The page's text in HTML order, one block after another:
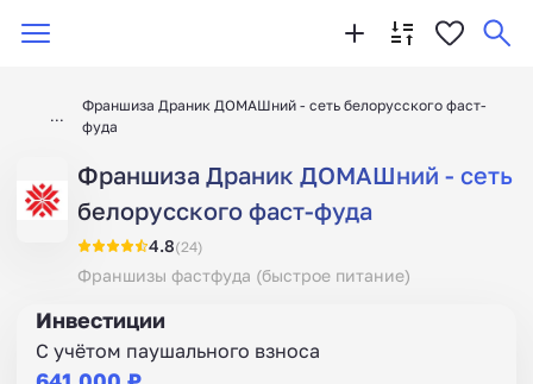
Франшиза Драник ДОМАШний - сеть белорусского фаст-
фуда
Франшиза Драник ДОМАШний - сеть
белорусского фаст-фуда
4.8(24)
Франшизы фастфуда (быстрое питание)
Инвестиции
С учётом паушального взноса